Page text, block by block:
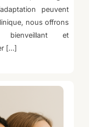
peuvent
nous offrons
bienveillant et
[…]